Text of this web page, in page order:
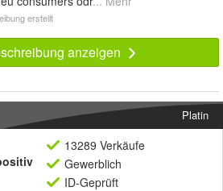
erstellt
anzeigen
Platin
13289 Verkäufe
Gewerblich
ID-Geprüft